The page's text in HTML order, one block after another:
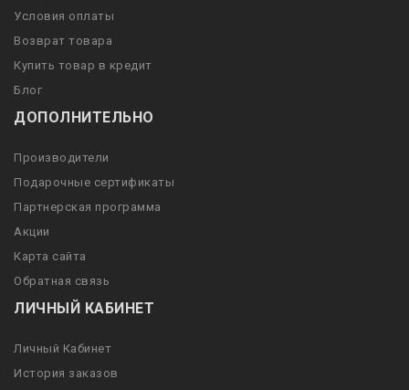
Условия оплаты
Возврат товара
Купить товар в кредит
Блог
ДОПОЛНИТЕЛЬНО
Производители
Подарочные сертификаты
Партнерская программа
Акции
Карта сайта
Обратная связь
ЛИЧНЫЙ КАБИНЕТ
Личный Кабинет
История заказов